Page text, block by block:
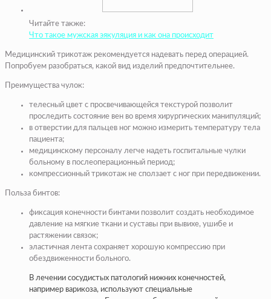
Читайте также:
Что такое мужская эякуляция и как она происходит
Медицинский трикотаж рекомендуется надевать перед операцией.
Попробуем разобраться, какой вид изделий предпочтительнее.
Преимущества чулок:
телесный цвет с просвечивающейся текстурой позволит
проследить состояние вен во время хирургических манипуляций;
в отверстии для пальцев ног можно измерить температуру тела
пациента;
медицинскому персоналу легче надеть госпитальные чулки
больному в послеоперационный период;
компрессионный трикотаж не сползает с ног при передвижении.
Польза бинтов:
фиксация конечности бинтами позволит создать необходимое
давление на мягкие ткани и суставы при вывихе, ушибе и
растяжении связок;
эластичная лента сохраняет хорошую компрессию при
обездвиженности больного.
В лечении сосудистых патологий нижних конечностей,
например варикоза, используют специальные